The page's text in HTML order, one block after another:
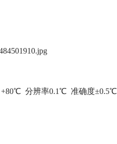
+80℃ 分辨率0.1℃ 准确度±0.5℃